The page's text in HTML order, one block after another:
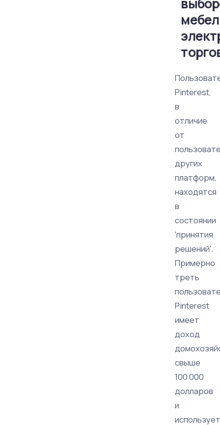
Pinterest,
в
отличие
от
других
платформ,
находятся
в
состоянии
'принятия
решений'.
Примерно
треть
Pinterest
имеет
доход
свыше
100 000
долларов
и
использует